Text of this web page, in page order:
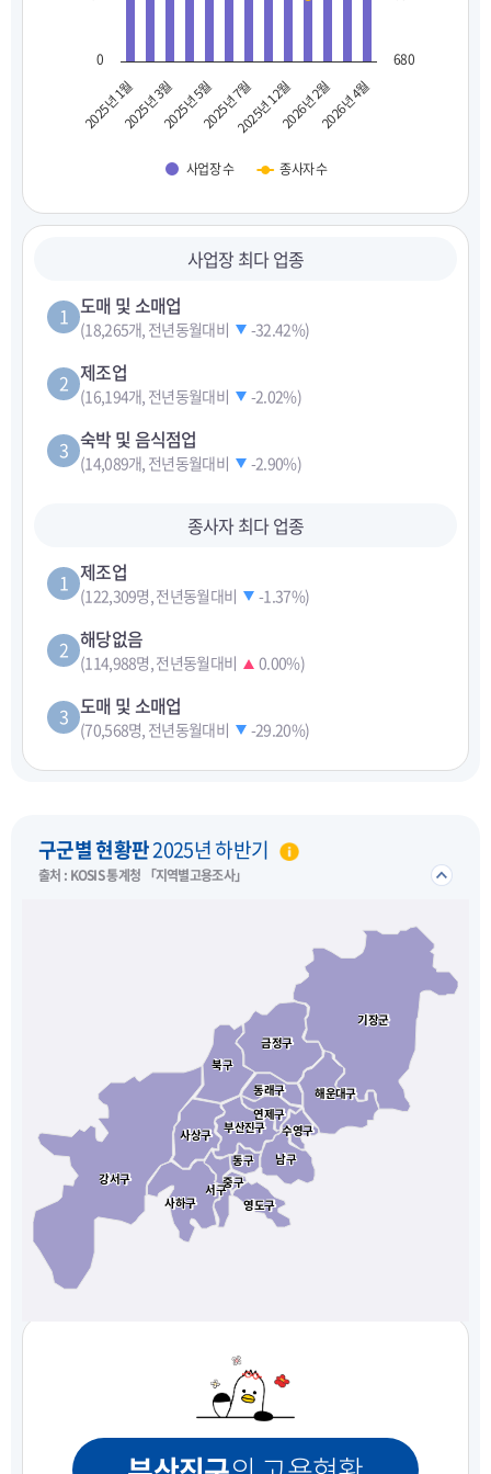
사업장 수 종사자 수
2026년 4월
2026년 2월
2025년 12월
2025년 7월
2025년 5월
2025년 3월
2025년 1월
0 680
사업장 최다 업종
1 도매 및 소매업
(18,265개, 전년동월대비 -32.42%)
2 제조업
(16,194개, 전년동월대비 -2.02%)
3 숙박 및 음식점업
(14,089개, 전년동월대비 -2.90%)
종사자 최다 업종
1 제조업
(122,309명, 전년동월대비 -1.37%)
2 해당없음
(114,988명, 전년동월대비 0.00%)
3 도매 및 소매업
(70,568명, 전년동월대비 -29.20%)
구군별 현황판2025년 하반기
출처 : KOSIS 통계청 「지역별고용조사」 접기/
강서구
강서구
사상구
사상구
서구
서구
사하구
사하구
중구
중구
영도구
영도구
동구
동구 남구
남구
부산진구
부산진구
연제구
연제구
동래구
동래구
북구
북구
금정구
금정구
수영구
수영구
해운대구
해운대구
기장군
기장군